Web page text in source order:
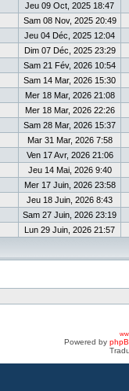
Jeu 09 Oct, 2025 18:47
Sam 08 Nov, 2025 20:49
Jeu 04 Déc, 2025 12:04
Dim 07 Déc, 2025 23:29
Sam 21 Fév, 2026 10:54
Sam 14 Mar, 2026 15:30
Mer 18 Mar, 2026 21:08
Mer 18 Mar, 2026 22:26
Sam 28 Mar, 2026 15:37
Mar 31 Mar, 2026 7:58
Ven 17 Avr, 2026 21:06
Jeu 14 Mai, 2026 9:40
Mer 17 Juin, 2026 23:58
Jeu 18 Juin, 2026 8:43
Sam 27 Juin, 2026 23:19
Lun 29 Juin, 2026 21:57
Powered by